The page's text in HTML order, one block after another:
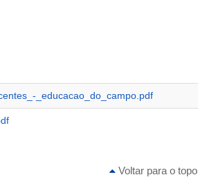
_educacao_do_campo.pdf
Voltar para o topo